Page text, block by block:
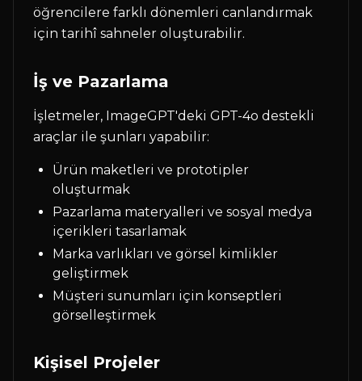
öğrencilere farklı dönemleri canlandırmak
için tarihî sahneler oluşturabilir.
İş ve Pazarlama
İşletmeler, ImageGPT'deki GPT-4o destekli
araçlar ile şunları yapabilir:
Ürün maketleri ve prototipler
oluşturmak
Pazarlama materyalleri ve sosyal medya
içerikleri tasarlamak
Marka varlıkları ve görsel kimlikler
geliştirmek
Müşteri sunumları için konseptleri
görselleştirmek
Kişisel Projeler